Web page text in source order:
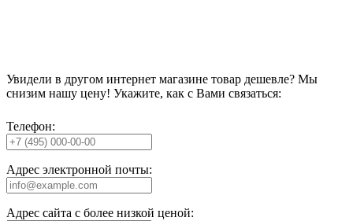
Увидели в другом интернет магазине товар дешевле? Мы
снизим нашу цену! Укажите, как с Вами связаться:
Телефон:
Адрес электронной почты:
Адрес сайта с более низкой ценой: